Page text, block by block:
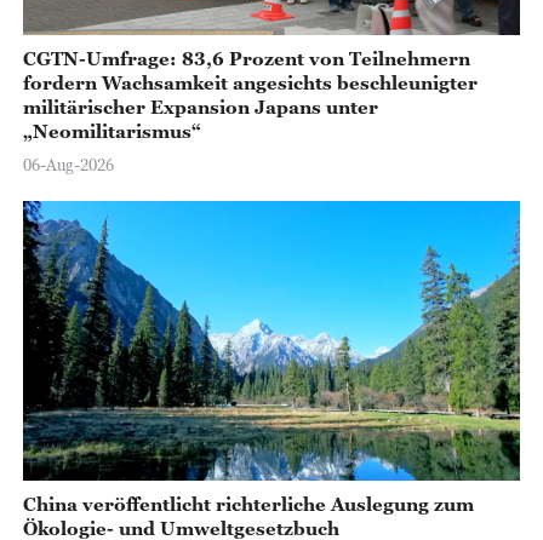
CGTN-Umfrage: 83,6 Prozent von Teilnehmern
fordern Wachsamkeit angesichts beschleunigter
militärischer Expansion Japans unter
„Neomilitarismus“
06-Aug-2026
China veröffentlicht richterliche Auslegung zum
Ökologie- und Umweltgesetzbuch